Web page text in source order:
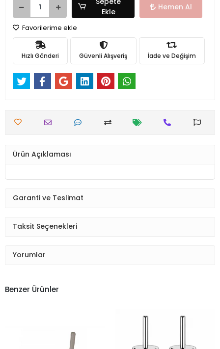
Ekle
Hemen Al
Favorilerime ekle
Hızlı Gönderi Güvenli Alışveriş İade ve Değişim
Ürün Açıklaması
Garanti ve Teslimat
Taksit Seçenekleri
Yorumlar
Benzer Ürünler